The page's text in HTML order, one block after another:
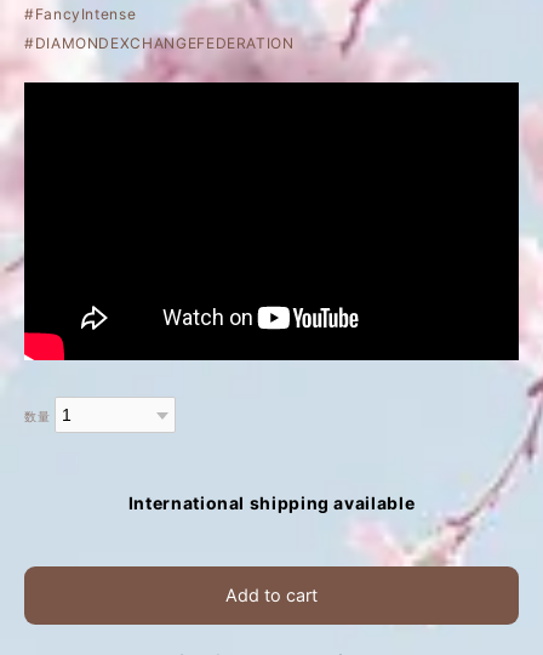
#FancyIntense
#DIAMONDEXCHANGEFEDERATION
数量
International shipping available
Add to cart